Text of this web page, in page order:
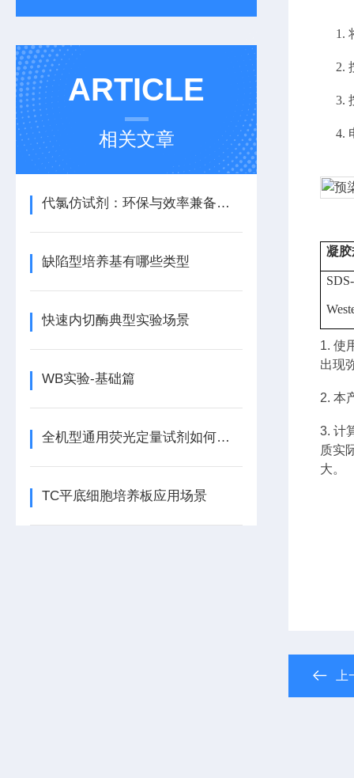
ARTICLE
相关文章
代氯仿试剂：环保与效率兼备的理想选择
缺陷型培养基有哪些类型
快速内切酶典型实验场景
WB实验-基础篇
全机型通用荧光定量试剂如何自动匹配不同仪器的荧光通道？
TC平底细胞培养板应用场景
1.
2.
3.
4.
凝
1.使
出现
2. 本
3.计
质实
大。